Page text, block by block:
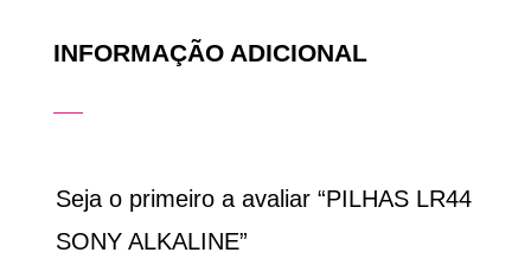
INFORMAÇÃO ADICIONAL
Seja o primeiro a avaliar “PILHAS LR44
SONY ALKALINE”